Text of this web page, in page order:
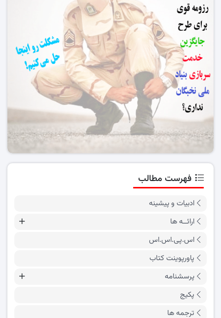
فهرست مطالب
ادبیات و پیشینه
ارائــه ها
اس.پی.اس.اس
پاورپوینت کتاب
پرسشنامه
پکیج
ترجمه ها